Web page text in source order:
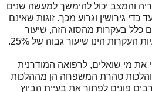
והמצב יכול להימשך למעשה שנים
כדי גירושין וגרוע מכך. זוגות שאינם
כלל בעקרות מהסוג הזה, שיעור
הינו שיעור גבוה של 25%.
את מי שואלים, לרפואה המודרנית
והלכות טהרת המשפחה הן מההלכות
פונים לפתור את בעיית הביוץ